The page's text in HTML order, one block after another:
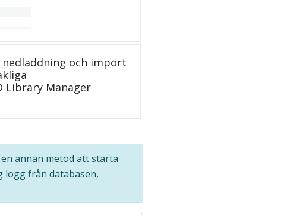
och import
Library Manager
annan metod att starta
logg från databasen,